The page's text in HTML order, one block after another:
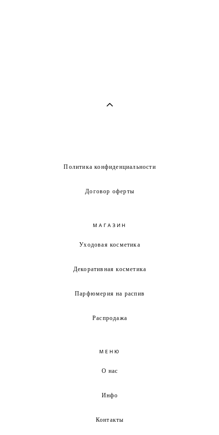
Политика конфиденциальности
Договор оферты
МАГАЗИН
Уходовая косметика
Декоративная косметика
Парфюмерия на распив
Распродажа
МЕНЮ
О нас
Инфо
Контакты